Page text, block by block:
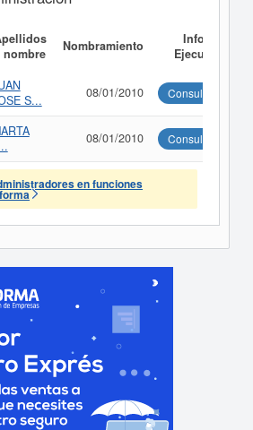
nombre
Nombramiento
Informe
Ejecutivo
S...
08/01/2010 Consultar
08/01/2010 Consultar
en funciones